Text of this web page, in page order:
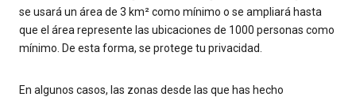
se usará un área de 3 km² como mínimo o se ampliará hasta
que el área represente las ubicaciones de 1000 personas como
mínimo. De esta forma, se protege tu privacidad.
En algunos casos, las zonas desde las que has hecho